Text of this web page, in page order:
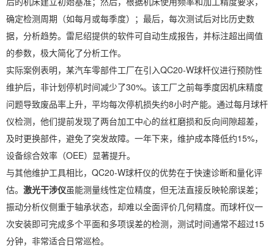
确定检测周期（如每月或每季度）；最后，每次测试后对比历史数
据，分析趋势。雷尼绍提供的软件可自动生成报告，并标注超出阈值
的参数，极大简化了分析工作。
实际案例表明，某汽车零部件工厂在引入QC20-W球杆仪进行预防性
维护后，非计划停机时间减少了30%。该工厂之前每季度因机床精度
问题导致废品率上升，平均每次停机损失约8小时产能。通过每月球杆
仪检测，他们提前发现了两台加工中心的丝杠磨损和反向间隙超差，
及时更换部件，避免了突发故障。一年下来，维护成本降低约15%，
设备综合效率（OEE）显著提升。
与其他维护工具相比，QC20-W球杆仪的优势在于快速诊断和量化评
估。 激光干涉仪虽能测量线性定位精度，但无法直接反映轮廓误差；
振动分析仪侧重于轴承状态，却难以全面评价几何精度。而球杆仪一
次安装即可完成多个平面和多项误差的检测，测试时间通常不超过15
分钟，非常适合日常巡检。